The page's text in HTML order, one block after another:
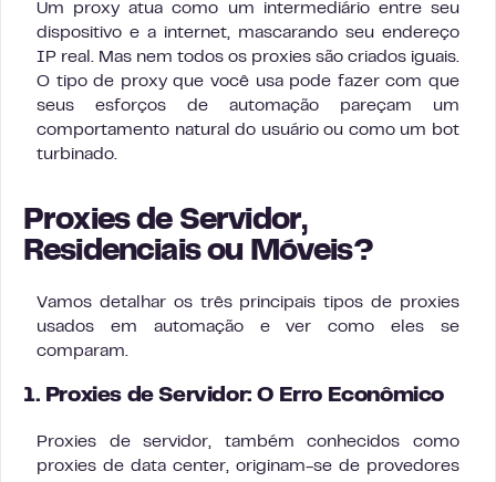
Um proxy atua como um intermediário entre seu
dispositivo e a internet, mascarando seu endereço
IP real. Mas nem todos os proxies são criados iguais.
O tipo de proxy que você usa pode fazer com que
seus esforços de automação pareçam um
comportamento natural do usuário ou como um bot
turbinado.
Proxies de Servidor,
Residenciais ou Móveis?
Vamos detalhar os três principais tipos de proxies
usados em automação e ver como eles se
comparam.
1. Proxies de Servidor: O Erro Econômico
Proxies de servidor, também conhecidos como
proxies de data center, originam-se de provedores